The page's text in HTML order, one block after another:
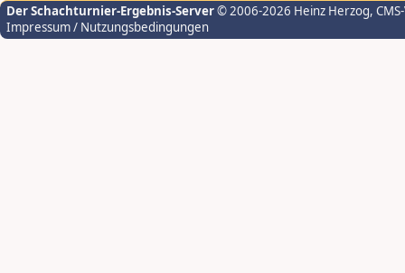
Der Schachturnier-Ergebnis-Server© 2006-2026 Heinz Herzog,
Impressum / Nutzungsbedingungen